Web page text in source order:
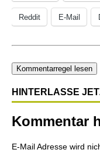
Reddit E-Mail
Kommentarregel lesen
HINTERLASSE
Kommentar
E-Mail Adresse wird